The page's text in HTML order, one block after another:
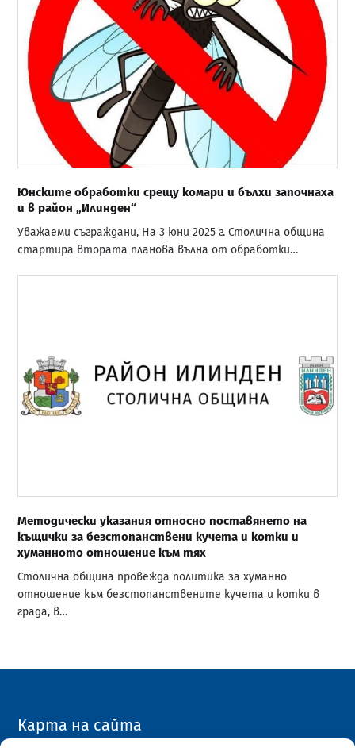
Юнските обработки срещу комари и бълхи започнаха
и в район „Илинден“
Уважаеми съграждани, На 3 юни 2025 г. Столична община
стартира втората планова вълна от обработки…
Методически указания относно поставянето на
къщички за безстопанствени кучета и котки и
хуманното отношение към тях
Столична община провежда политика за хуманно
отношение към безстопанствените кучета и котки в
града, в…
Карта на сайта